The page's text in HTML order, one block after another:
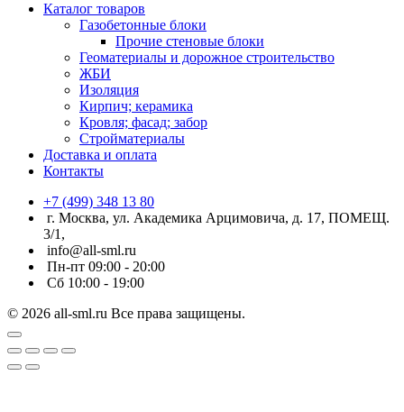
Каталог товаров
Газобетонные блоки
Прочие стеновые блоки
Геоматериалы и дорожное строительство
ЖБИ
Изоляция
Кирпич; керамика
Кровля; фасад; забор
Стройматериалы
Доставка и оплата
Контакты
+7 (499) 348 13 80
г. Москва, ул. Академика Арцимовича, д. 17, ПОМЕЩ.
3/1,
info@all-sml.ru
Пн-пт 09:00 - 20:00
Сб 10:00 - 19:00
© 2026 all-sml.ru Все права защищены.